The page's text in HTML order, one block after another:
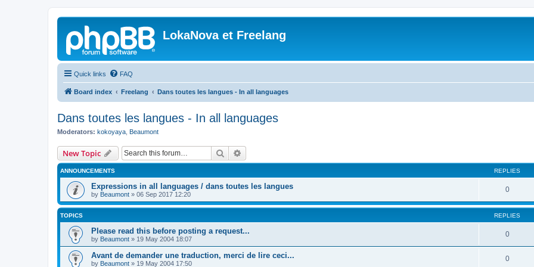
LokaNova et Freelang
Quick links FAQ
Board index Freelang Dans toutes les langues - In all languages
Dans toutes les langues - In all languages
Moderators: kokoyaya Beaumont
New Topic Search
ANNOUNCEMENTS REPLIES
Expressions in all languages / dans toutes les langues
by Beaumont » 06 Sep 2017 12:20
0
TOPICS REPLIES
Please read this before posting a request...
by Beaumont » 19 May 2004 18:07
0
Avant de demander une traduction, merci de lire ceci...
by Beaumont » 19 May 2004 17:50
0